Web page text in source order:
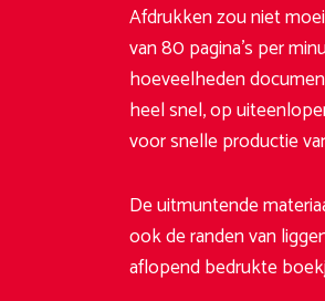
Afdrukken zou niet
van 80 pagina’s per
hoeveelheden
heel snel, op
voor snelle productie
De uitmuntende
ook de randen van
aflopend bedrukte